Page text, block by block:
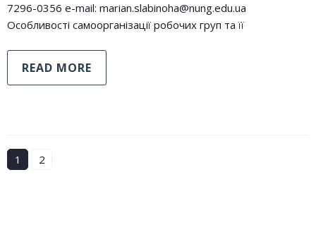
7296-0356 e-mail: marian.slabinoha@nung.edu.ua
Особливості самоорганізації робочих груп та її
READ MORE
1 2